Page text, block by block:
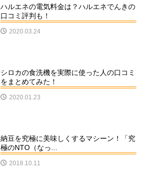
ハルエネの電気料金は？ハルエネでんきの
口コミ評判も！
2020.03.24
シロカの食洗機を実際に使った人の口コミ
をまとめてみた！
2020.01.23
納豆を究極に美味しくするマシーン！「究
極のNTO（なっ...
2018.10.11